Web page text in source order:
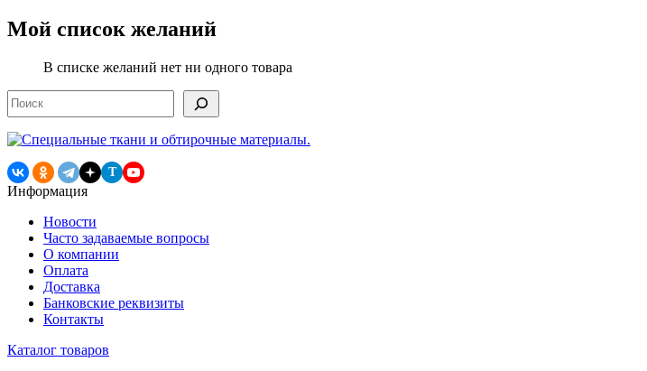
Мой список желаний
В списке желаний нет ни одного товара
Поиск
T
Информация
Новости
Часто задаваемые вопросы
О компании
Оплата
Доставка
Банковские реквизиты
Контакты
Каталог товаров